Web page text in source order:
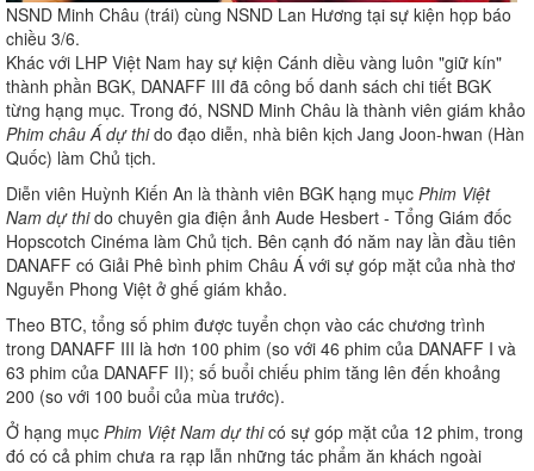
NSND Minh Châu (trái) cùng NSND Lan Hương tại sự kiện họp báo
chiều 3/6.
Khác với LHP Việt Nam hay sự kiện Cánh diều vàng luôn "giữ kín"
thành phần BGK, DANAFF III đã công bố danh sách chi tiết BGK
từng hạng mục. Trong đó, NSND Minh Châu là thành viên giám khảo
Phim châu Á dự thido đạo diễn, nhà biên kịch Jang Joon-hwan (Hàn
Quốc) làm Chủ tịch.
Diễn viên Huỳnh Kiến An là thành viên BGK hạng mục Phim Việt
Nam dự thido chuyên gia điện ảnh Aude Hesbert - Tổng Giám đốc
Hopscotch Cinéma làm Chủ tịch. Bên cạnh đó năm nay lần đầu tiên
DANAFF có Giải Phê bình phim Châu Á với sự góp mặt của nhà thơ
Nguyễn Phong Việt ở ghế giám khảo.
Theo BTC, tổng số phim được tuyển chọn vào các chương trình
trong DANAFF III là hơn 100 phim (so với 46 phim của DANAFF I và
63 phim của DANAFF II); số buổi chiếu phim tăng lên đến khoảng
200 (so với 100 buổi của mùa trước).
Ở hạng mục Phim Việt Nam dự thicó sự góp mặt của 12 phim, trong
đó có cả phim chưa ra rạp lẫn những tác phẩm ăn khách ngoài